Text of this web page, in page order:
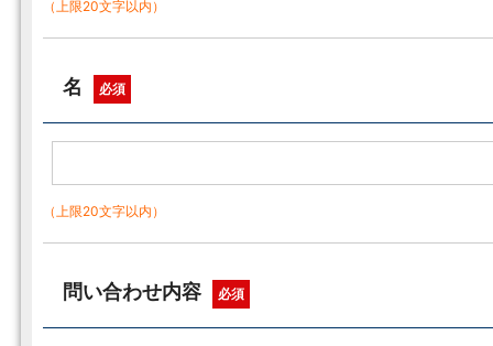
（上限20文字以内）
名 必須
（上限20文字以内）
問い合わせ内容 必須